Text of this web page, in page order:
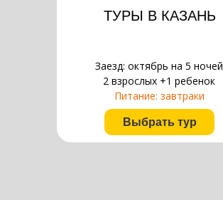
ТУРЫ В КАЗАНЬ
Заезд: октябрь на 5 ночей
2 взрослых +1 ребенок
Питание: завтраки
Выбрать тур